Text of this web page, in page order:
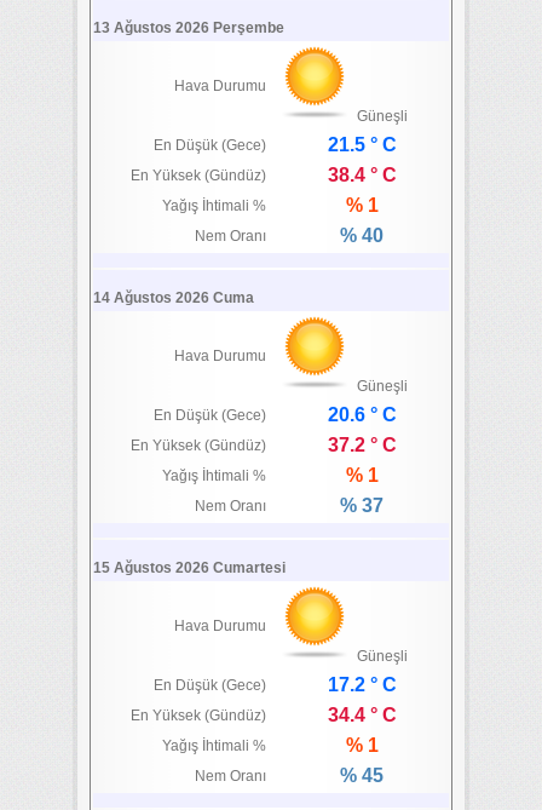
13 Ağustos 2026 Perşembe
Hava Durumu
Güneşli
En Düşük (Gece)
21.5 ° C
En Yüksek (Gündüz) 38.4 ° C
Yağış İhtimali % % 1
Nem Oranı % 40
14 Ağustos 2026 Cuma
Hava Durumu
Güneşli
En Düşük (Gece)
20.6 ° C
En Yüksek (Gündüz) 37.2 ° C
Yağış İhtimali % % 1
Nem Oranı % 37
15 Ağustos 2026 Cumartesi
Hava Durumu
Güneşli
En Düşük (Gece)
17.2 ° C
En Yüksek (Gündüz) 34.4 ° C
Yağış İhtimali % % 1
Nem Oranı % 45